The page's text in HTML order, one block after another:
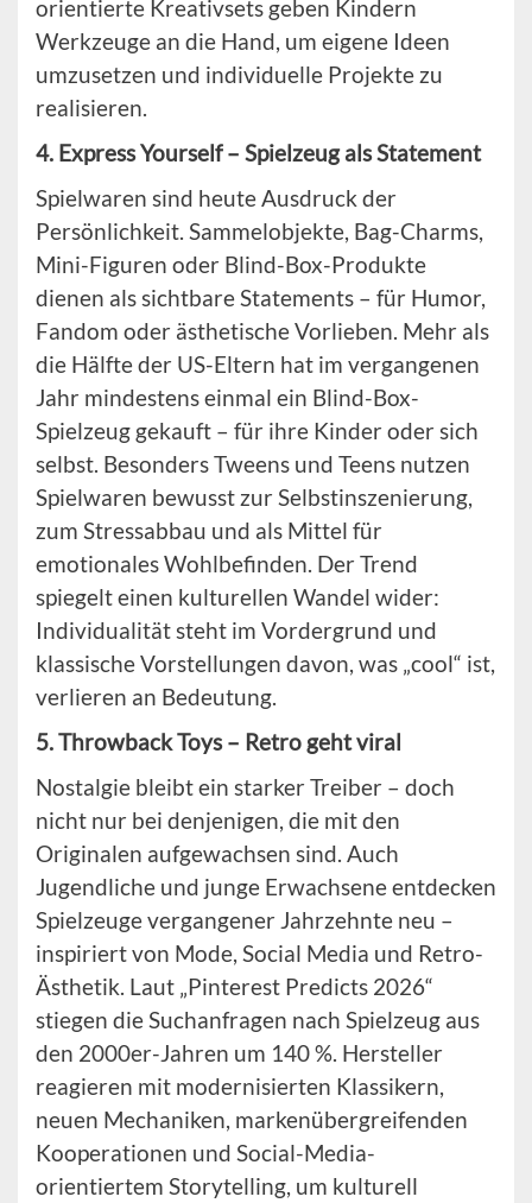
orientierte Kreativsets geben Kindern
Werkzeuge an die Hand, um eigene Ideen
umzusetzen und individuelle Projekte zu
realisieren.
4. Express Yourself – Spielzeug als Statement
Spielwaren sind heute Ausdruck der
Persönlichkeit. Sammelobjekte, Bag-Charms,
Mini-Figuren oder Blind-Box-Produkte
dienen als sichtbare Statements – für Humor,
Fandom oder ästhetische Vorlieben. Mehr als
die Hälfte der US-Eltern hat im vergangenen
Jahr mindestens einmal ein Blind-Box-
Spielzeug gekauft – für ihre Kinder oder sich
selbst. Besonders Tweens und Teens nutzen
Spielwaren bewusst zur Selbstinszenierung,
zum Stressabbau und als Mittel für
emotionales Wohlbefinden. Der Trend
spiegelt einen kulturellen Wandel wider:
Individualität steht im Vordergrund und
klassische Vorstellungen davon, was „cool“ ist,
verlieren an Bedeutung.
5. Throwback Toys – Retro geht viral
Nostalgie bleibt ein starker Treiber – doch
nicht nur bei denjenigen, die mit den
Originalen aufgewachsen sind. Auch
Jugendliche und junge Erwachsene entdecken
Spielzeuge vergangener Jahrzehnte neu –
inspiriert von Mode, Social Media und Retro-
Ästhetik. Laut „Pinterest Predicts 2026“
stiegen die Suchanfragen nach Spielzeug aus
den 2000er-Jahren um 140 %. Hersteller
reagieren mit modernisierten Klassikern,
neuen Mechaniken, markenübergreifenden
Kooperationen und Social-Media-
orientiertem Storytelling, um kulturell